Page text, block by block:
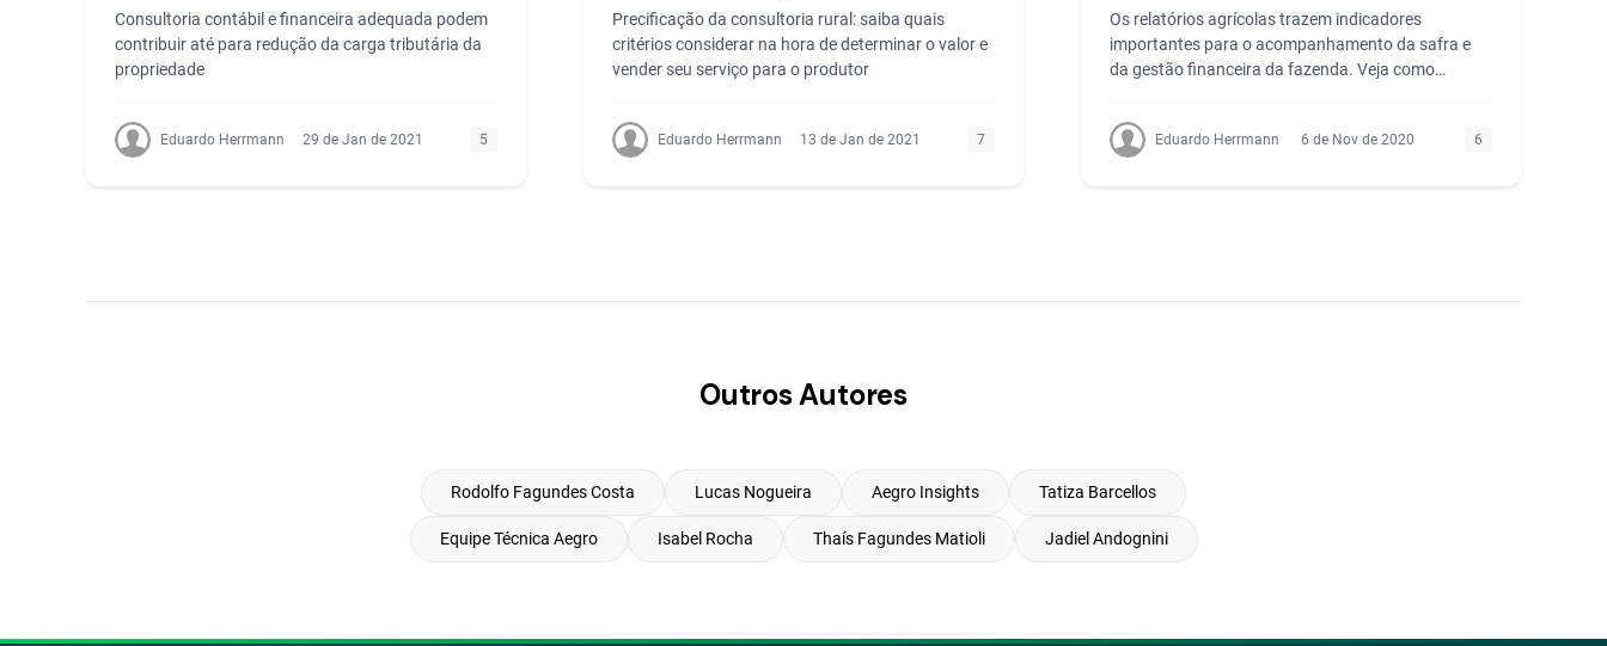
Consultoria contábil e financeira adequada podem
contribuir até para redução da carga tributária da
propriedade
Eduardo Herrmann 29 de Jan de 2021 5
Precificação da consultoria rural: saiba quais
critérios considerar na hora de determinar o valor e
vender seu serviço para o produtor
Eduardo Herrmann 13 de Jan de 2021 7
Os relatórios agrícolas trazem indicadores
importantes para o acompanhamento da safra e
da gestão financeira da fazenda. Veja como
Eduardo Herrmann 6 de Nov de 2020 6
Outros Autores
Rodolfo Fagundes Costa Lucas Nogueira Aegro Insights Tatiza Barcellos
Equipe Técnica Aegro Isabel Rocha Thaís Fagundes Matioli Jadiel Andognini